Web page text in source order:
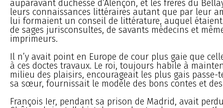
auparavant duchesse d’Alençon, et les frères du
leurs connaissances littéraires autant que par leur
lui formaient un conseil de littérature, auquel
de sages jurisconsultes, de savants médecins et
imprimeurs.
Il n’y avait point en Europe de cour plus gaie que
à ces doctes travaux. Le roi, toujours habile à
milieu des plaisirs, encourageait les plus gais passe-
sa sœur, fournissait le modèle des bons contes et
François Ier, pendant sa prison de Madrid, avait